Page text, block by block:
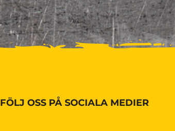
FÖLJ OSS PÅ SOCIALA MEDIER